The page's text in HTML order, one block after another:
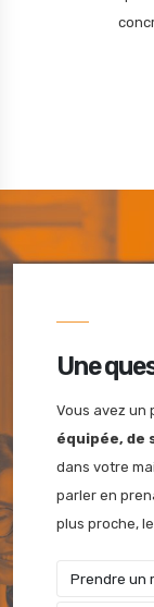
Une
Vous avez un
équipée, de
dans votre
parler en
plus proche,